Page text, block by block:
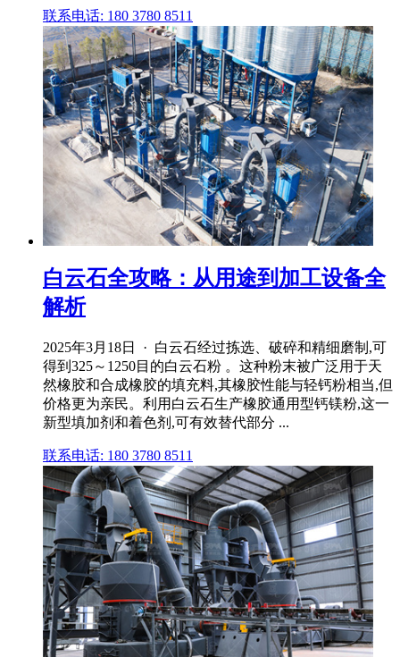
联系电话: 180 3780 8511
白云石全攻略：从用途到加工设备全
解析
2025年3月18日 · 白云石经过拣选、破碎和精细磨制,可
得到325～1250目的白云石粉 。这种粉末被广泛用于天
然橡胶和合成橡胶的填充料,其橡胶性能与轻钙粉相当,但
价格更为亲民。利用白云石生产橡胶通用型钙镁粉,这一
新型填加剂和着色剂,可有效替代部分 ...
联系电话: 180 3780 8511